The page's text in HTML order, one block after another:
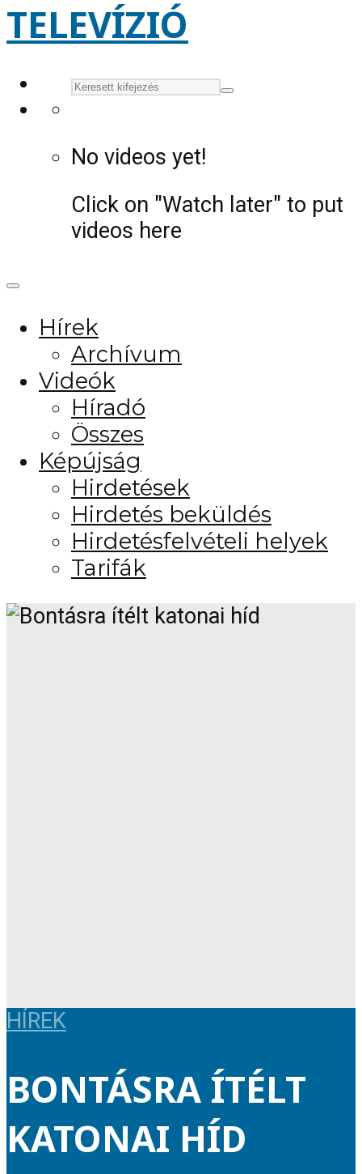
No videos yet!
Click on "Watch later" to put
videos here
Hírek
Archívum
Videók
Híradó
Összes
Képújság
Hirdetések
Hirdetés beküldés
Hirdetésfelvételi helyek
Tarifák
HÍREK
BONTÁSRA ÍTÉLT
KATONAI HÍD